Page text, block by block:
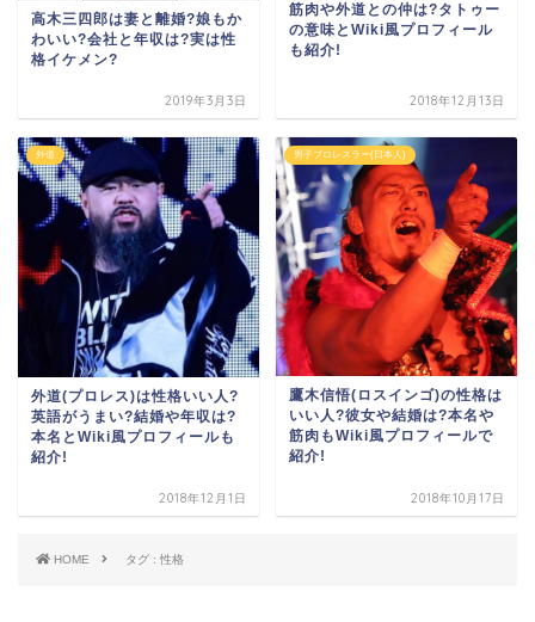
高木三四郎は妻と離婚?娘もか
わいい?会社と年収は?実は性
格イケメン?
2019年3月3日
筋肉や外道との仲は?タトゥー
の意味とWiki風プロフィール
も紹介!
2018年12月13日
外道
外道(プロレス)は性格いい人?
英語がうまい?結婚や年収は?
本名とWiki風プロフィールも
紹介!
2018年12月1日
男子プロレスラー(日本人)
鷹木信悟(ロスインゴ)の性格は
いい人?彼女や結婚は?本名や
筋肉もWiki風プロフィールで
紹介!
2018年10月17日
HOME タグ : 性格